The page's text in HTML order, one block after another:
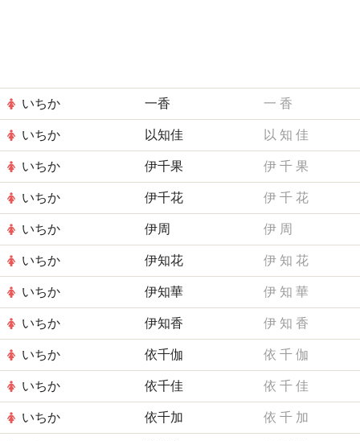
いちか 一香 一 香
いちか 以知佳 以 知 佳
いちか 伊千果 伊 千 果
いちか 伊千花 伊 千 花
いちか 伊周 伊 周
いちか 伊知花 伊 知 花
いちか 伊知華 伊 知 華
いちか 伊知香 伊 知 香
いちか 依千伽 依 千 伽
いちか 依千佳 依 千 佳
いちか 依千加 依 千 加